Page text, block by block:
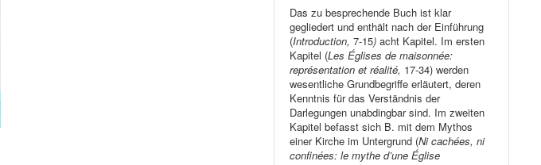
Das zu besprechende Buch ist klar
gegliedert und enthält nach der Einführung
(Introduction,7-15)acht Kapitel. Im ersten
Kapitel (Les Églises de maisonnée:
représentation et réalité, 17-34) werden
wesentliche Grundbegriffe erläutert, deren
Kenntnis für das Verständnis der
Darlegungen unabdingbar sind. Im zweiten
Kapitel befasst sich B. mit dem Mythos
einer Kirche im Untergrund (Ni cachées, ni
confinées: le mythe d’une Église